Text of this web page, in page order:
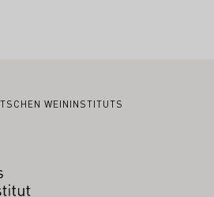
WEININSTITUTS